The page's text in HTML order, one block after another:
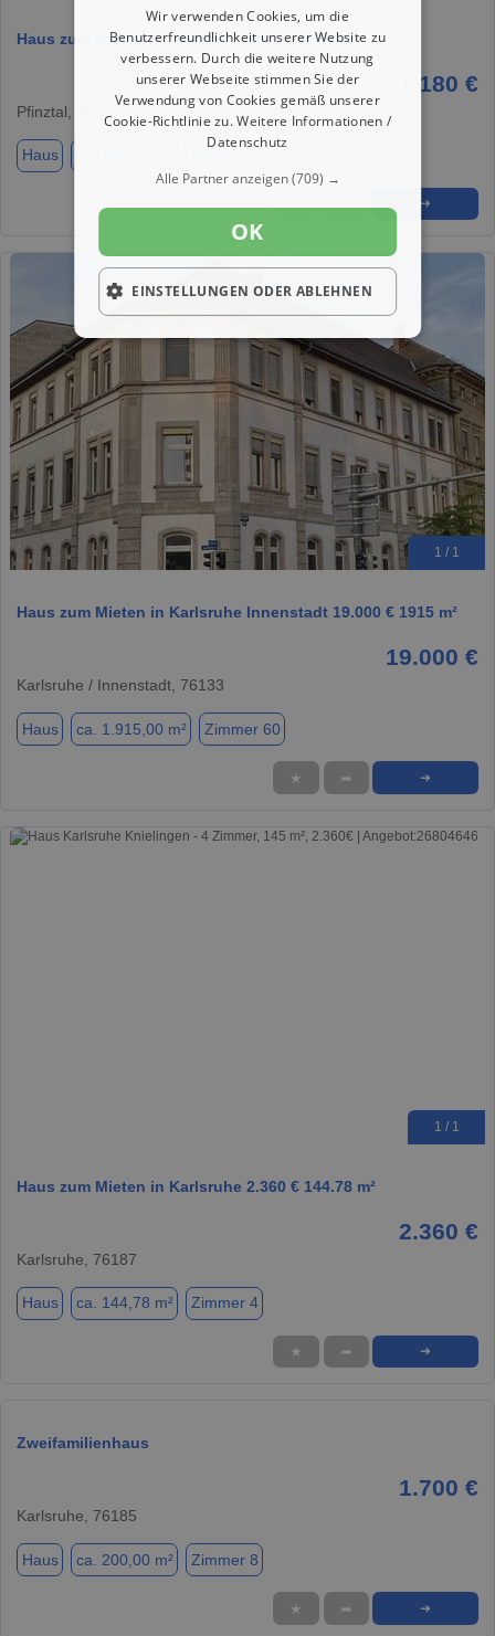
Haus zum Mieten in Pfinztal 1.180 € 104.64 m²
1.180 €
Pfinztal, 76327
Haus
★ ➦ ➜
1 / 1
Haus zum Mieten in Karlsruhe Innenstadt 19.000 € 1915 m²
19.000 €
Karlsruhe / Innenstadt, 76133
Haus ca. 1.915,00 m² Zimmer 60
★ ➦ ➜
1 / 1
Haus zum Mieten in Karlsruhe 2.360 € 144.78 m²
2.360 €
Karlsruhe, 76187
Haus ca. 144,78 m² Zimmer 4
★ ➦ ➜
Zweifamilienhaus
1.700 €
Karlsruhe, 76185
Haus ca. 200,00 m² Zimmer 8
★ ➦ ➜
Wir verwenden Cookies, um die
Benutzerfreundlichkeit unserer Website zu
verbessern. Durch die weitere Nutzung
unserer Webseite stimmen Sie der
Verwendung von Cookies gemäß unserer
Cookie-Richtlinie zu.Weitere Informationen /
Datenschutz
Alle Partner anzeigen(709) →
OK
EINSTELLUNGEN ODER ABLEHNEN